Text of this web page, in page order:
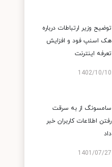
توضیح وزیر ارتباطات درباره
هک اسنپ‌ فود و افزایش
تعرفه اینترنت
1402/10/10
سامسونگ از به سرقت
رفتن اطلاعات کاربران خبر
داد
1401/07/27